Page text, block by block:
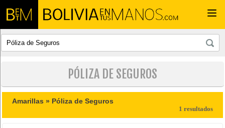
PÓLIZA DE SEGUROS
Amarillas » Póliza de Seguros
1 resultados